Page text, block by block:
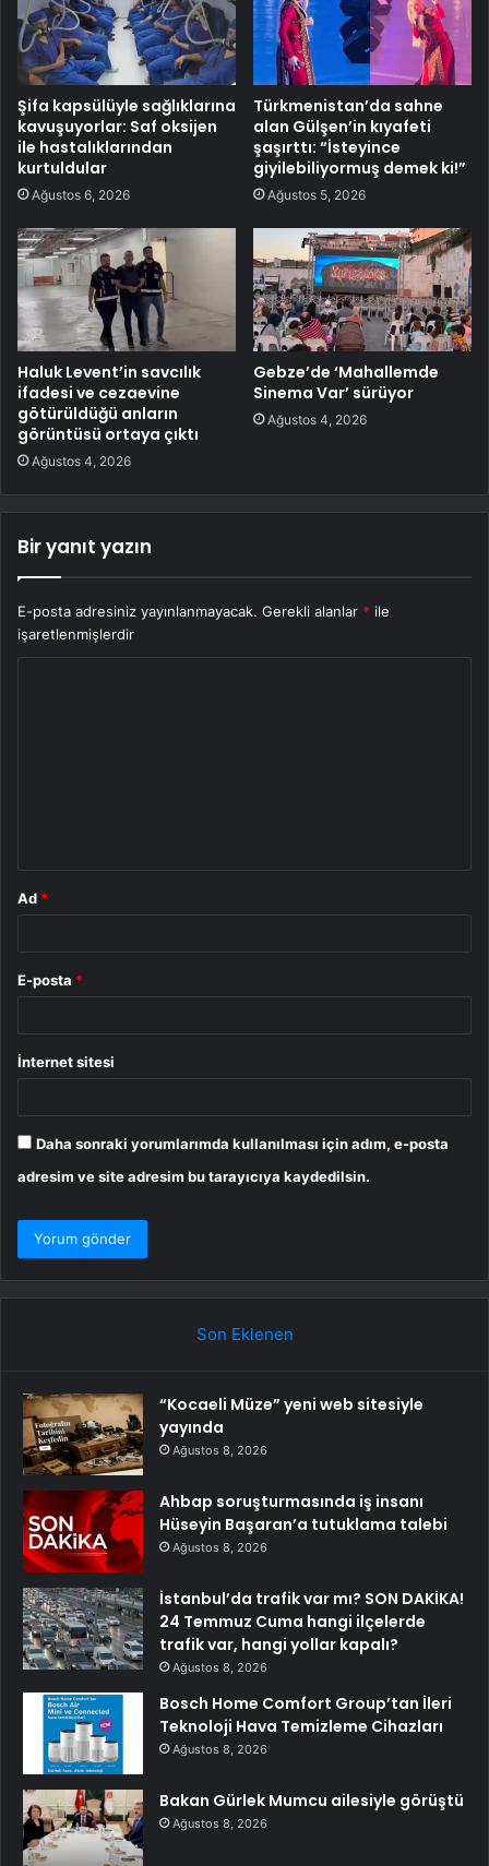
Şifa kapsülüyle sağlıklarına
kavuşuyorlar: Saf oksijen
ile hastalıklarından
kurtuldular
Ağustos 6, 2026
Türkmenistan’da sahne
alan Gülşen’in kıyafeti
şaşırttı: “İsteyince
giyilebiliyormuş demek ki!”
Ağustos 5, 2026
Haluk Levent’in savcılık
ifadesi ve cezaevine
götürüldüğü anların
görüntüsü ortaya çıktı
Ağustos 4, 2026
Gebze’de ‘Mahallemde
Sinema Var’ sürüyor
Ağustos 4, 2026
Bir yanıt yazın
E-posta adresiniz yayınlanmayacak. Gerekli alanlar * ile
işaretlenmişlerdir
Ad *
E-posta *
İnternet sitesi
Daha sonraki yorumlarımda kullanılması için adım, e-posta
adresim ve site adresim bu tarayıcıya kaydedilsin.
Son Eklenen
“Kocaeli Müze” yeni web sitesiyle
yayında
Ağustos 8, 2026
Ahbap soruşturmasında iş insanı
Hüseyin Başaran’a tutuklama talebi
Ağustos 8, 2026
İstanbul’da trafik var mı? SON DAKİKA!
24 Temmuz Cuma hangi ilçelerde
trafik var, hangi yollar kapalı?
Ağustos 8, 2026
Bosch Home Comfort Group’tan İleri
Teknoloji Hava Temizleme Cihazları
Ağustos 8, 2026
Bakan Gürlek Mumcu ailesiyle görüştü
Ağustos 8, 2026